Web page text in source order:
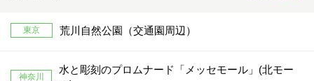
東京 荒川自然公園（交通園周辺）
神奈川
水と彫刻のプロムナード「メッセモール」(北モー